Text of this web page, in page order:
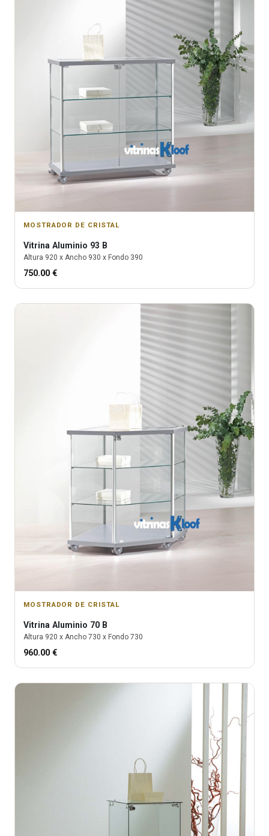
MOSTRADOR DE CRISTAL
Vitrina Aluminio 93 B
Altura 920 x Ancho 930 x Fondo 390
750.00 €
MOSTRADOR DE CRISTAL
Vitrina Aluminio 70 B
Altura 920 x Ancho 730 x Fondo 730
960.00 €